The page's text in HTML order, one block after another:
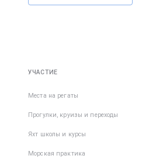
УЧАСТИЕ
Места на регаты
Прогулки, круизы и переходы
Яхт школы и курсы
Морская практика